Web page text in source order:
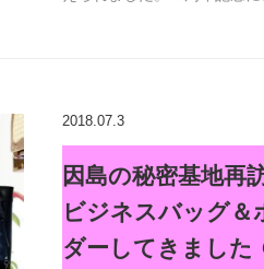
2018.07.3
因島の秘密基地再
ビジネスバッグ＆
ダーしてきました